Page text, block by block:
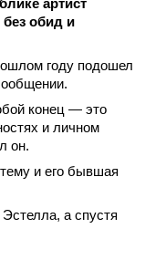
артист
обид и
году подошел
конец — это
и личном
он.
и его бывшая
а спустя